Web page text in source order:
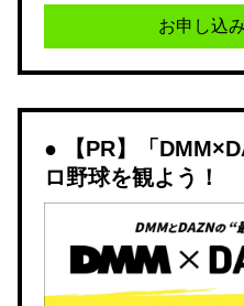
お申し込
【PR】「
ロ野球を観よう！